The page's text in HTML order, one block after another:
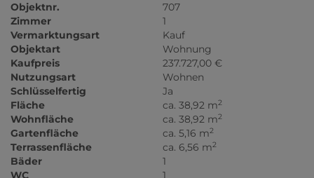
Objektnr.
707
Zimmer
1
Vermarktungsart
Kauf
Objektart
Wohnung
Kaufpreis
237.727,00 €
Nutzungsart
Wohnen
Schlüsselfertig
Ja
Fläche
ca. 38,92 m2
Wohnfläche ca. 38,92 m2
Gartenfläche ca. 5,16 m2
Terrassenfläche ca. 6,56 m2
Bäder
1
WC
1